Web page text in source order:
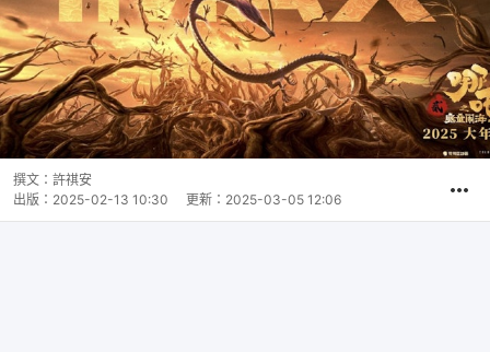
撰文： 許祺安
出版： 2025-02-13 10:30 更新： 2025-03-05 12:06